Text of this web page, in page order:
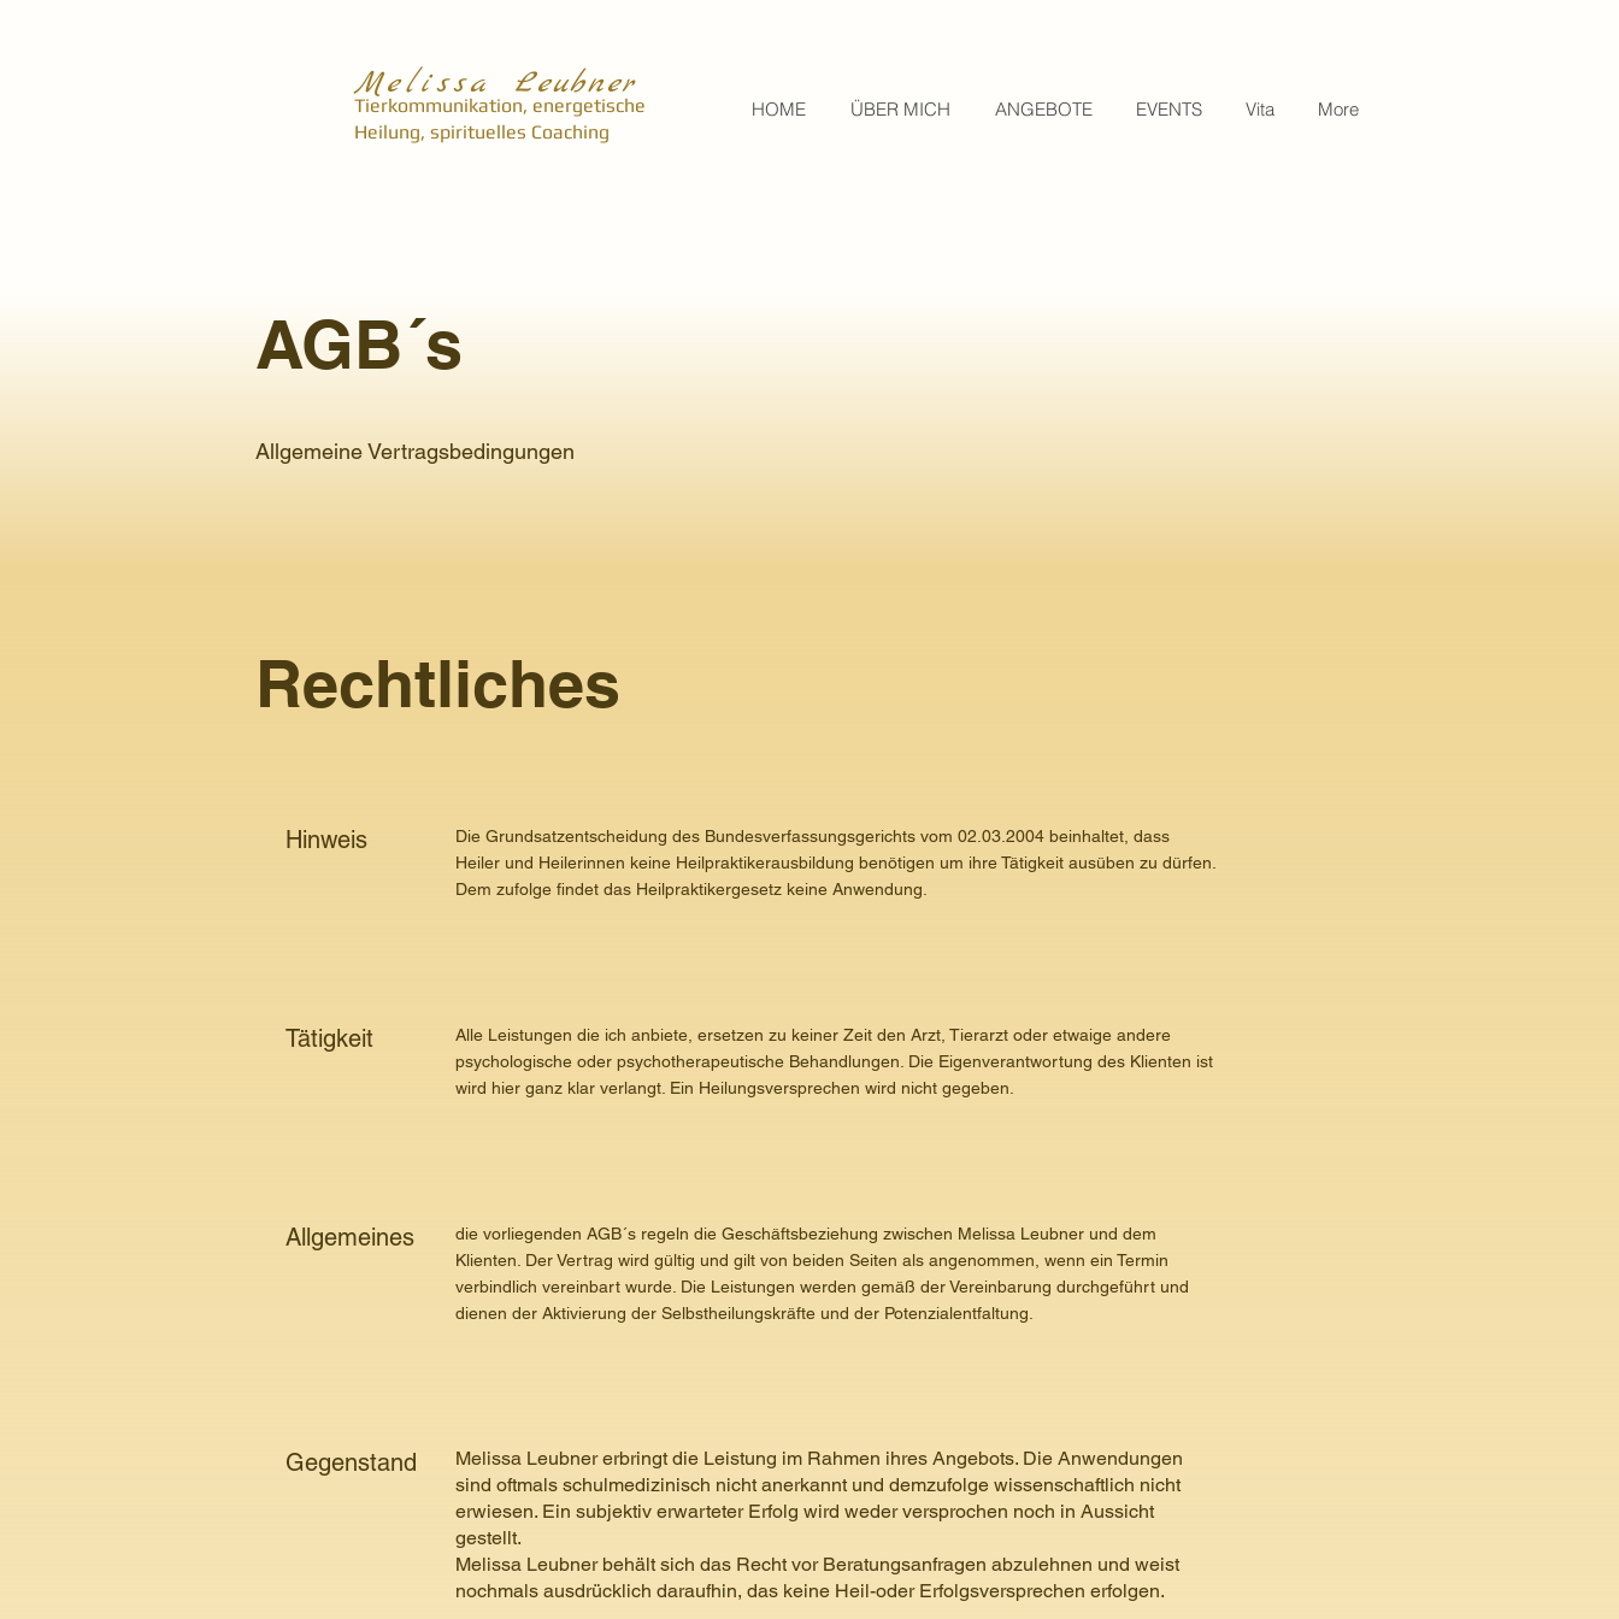
Melissa Leubner
Tierkommunikation, energetische
Heilung, spirituelles Coaching
HOME ÜBER MICH ANGEBOTE EVENTS Vita More
AGB´s
Allgemeine Vertragsbedingungen
Rechtliches
Hinweis
Die Grundsatzentscheidung des Bundesverfassungsgerichts vom 02.03.2004 beinhaltet, dass
Heiler und Heilerinnen keine Heilpraktikerausbildung benötigen um ihre Tätigkeit ausüben zu dürfen.
Dem zufolge findet das Heilpraktikergesetz keine Anwendung.
Tätigkeit
Alle Leistungen die ich anbiete, ersetzen zu keiner Zeit den Arzt, Tierarzt oder etwaige andere
psychologische oder psychotherapeutische Behandlungen. Die Eigenverantwortung des Klienten ist
wird hier ganz klar verlangt. Ein Heilungsversprechen wird nicht gegeben.
Allgemeines
die vorliegenden AGB´s regeln die Geschäftsbeziehung zwischen Melissa Leubner und dem
Klienten. Der Vertrag wird gültig und gilt von beiden Seiten als angenommen, wenn ein Termin
verbindlich vereinbart wurde. Die Leistungen werden gemäß der Vereinbarung durchgeführt und
dienen der Aktivierung der Selbstheilungskräfte und der Potenzialentfaltung.
Gegenstand
Melissa Leubner erbringt die Leistung im Rahmen ihres Angebots. Die Anwendungen
sind oftmals schulmedizinisch nicht anerkannt und demzufolge wissenschaftlich nicht
erwiesen. Ein subjektiv erwarteter Erfolg wird weder versprochen noch in Aussicht
gestellt.
Melissa Leubner behält sich das Recht vor Beratungsanfragen abzulehnen und weist
nochmals ausdrücklich daraufhin, das keine Heil-oder Erfolgsversprechen erfolgen.